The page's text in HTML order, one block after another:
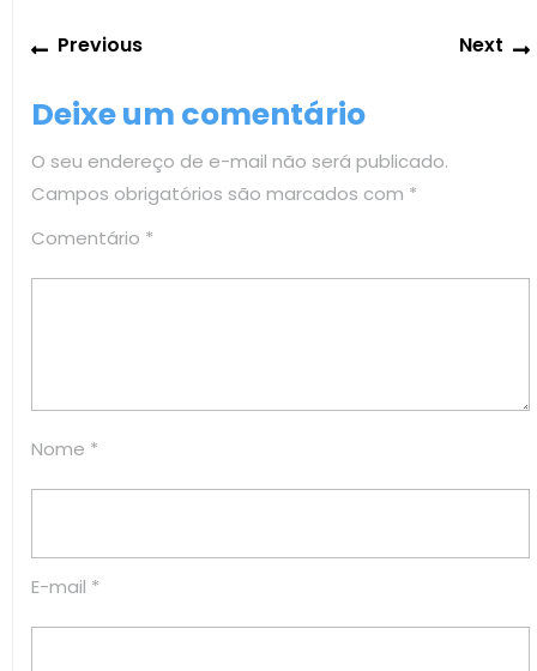
Navegação
de
Post
PreviousPrevious
Next
Deixe um comentário
O seu endereço de e-mail não será publicado.
Campos obrigatórios são marcados com *
Comentário *
Nome *
E-mail *